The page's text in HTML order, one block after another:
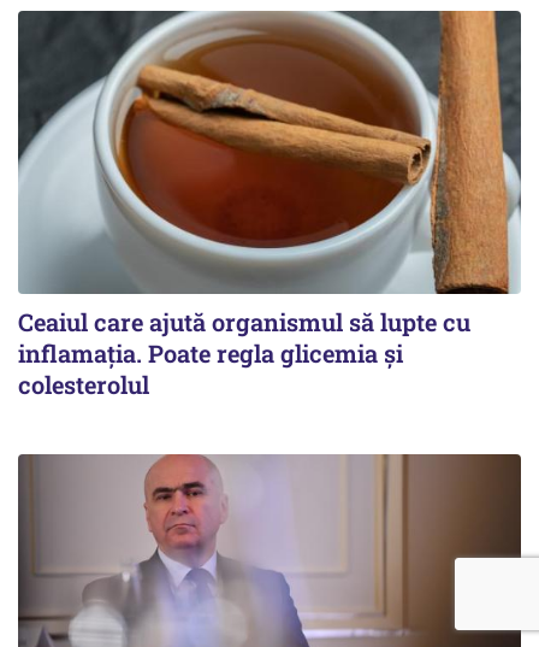
Ceaiul care ajută organismul să lupte cu
inflamația. Poate regla glicemia și
colesterolul